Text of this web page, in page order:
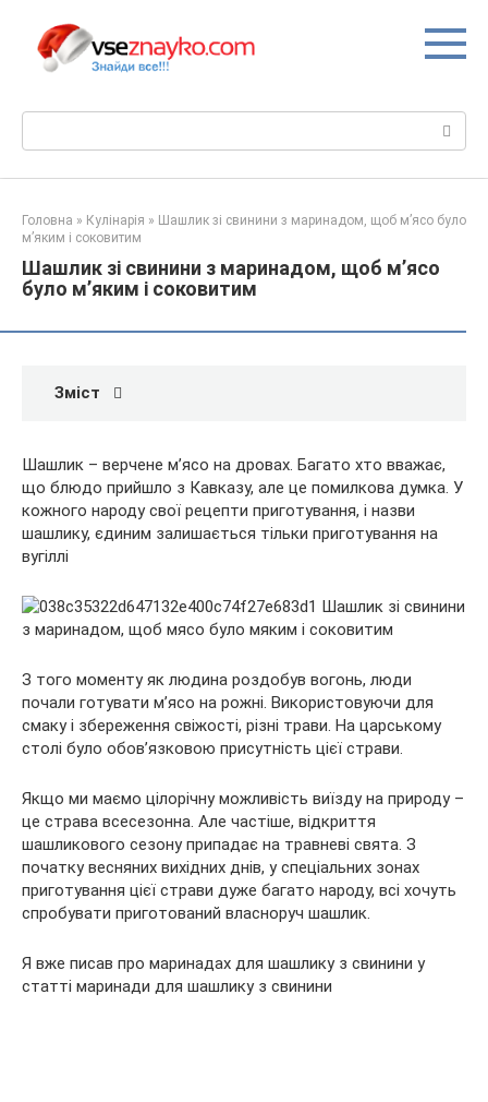
вмісту
Головна » Кулінарія » Шашлик зі свинини з маринадом, щоб м’ясо було
м’яким і соковитим
Шашлик зі свинини з маринадом, щоб м’ясо
було м’яким і соковитим
Зміст
Шашлик – верчене м’ясо на дровах. Багато хто вважає,
що блюдо прийшло з Кавказу, але це помилкова думка. У
кожного народу свої рецепти приготування, і назви
шашлику, єдиним залишається тільки приготування на
вугіллі
З того моменту як людина роздобув вогонь, люди
почали готувати м’ясо на рожні. Використовуючи для
смаку і збереження свіжості, різні трави. На царському
столі було обов’язковою присутність цієї страви.
Якщо ми маємо цілорічну можливість виїзду на природу –
це страва всесезонна. Але частіше, відкриття
шашликового сезону припадає на травневі свята. З
початку весняних вихідних днів, у спеціальних зонах
приготування цієї страви дуже багато народу, всі хочуть
спробувати приготований власноруч шашлик.
Я вже писав про маринадах для шашлику з свинини у
статті маринади для шашлику з свинини